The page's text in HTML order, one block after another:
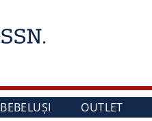
BEBELUŞI OUTLET